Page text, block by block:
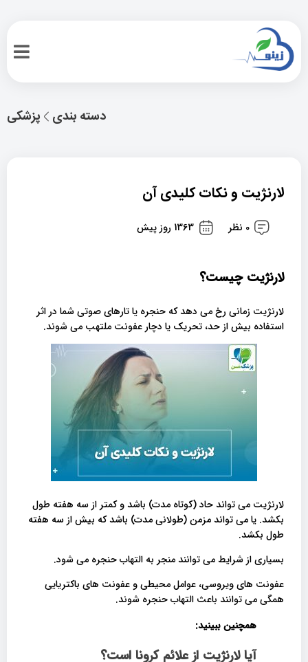
پزشکی دسته بندی
لارنژیت و نکات کلیدی آن
0 نظر 1363 روز پیش
لارنژیت چیست؟
لارنژیت زمانی رخ می دهد که حنجره یا تارهای صوتی شما در اثر
استفاده بیش از حد، تحریک یا دچار عفونت ملتهب می شوند.
لارنژیت می تواند حاد (کوتاه مدت) باشد و کمتر از سه هفته طول
بکشد. یا می تواند مزمن (طولانی مدت) باشد که بیش از سه هفته
طول بکشد.
بسیاری از شرایط می توانند منجر به التهاب حنجره می شود.
عفونت های ویروسی، عوامل محیطی و عفونت های باکتریایی
همگی می توانند باعث التهاب حنجره شوند.
همچنین ببینید:
آیا لارنژیت از علائم کرونا است؟